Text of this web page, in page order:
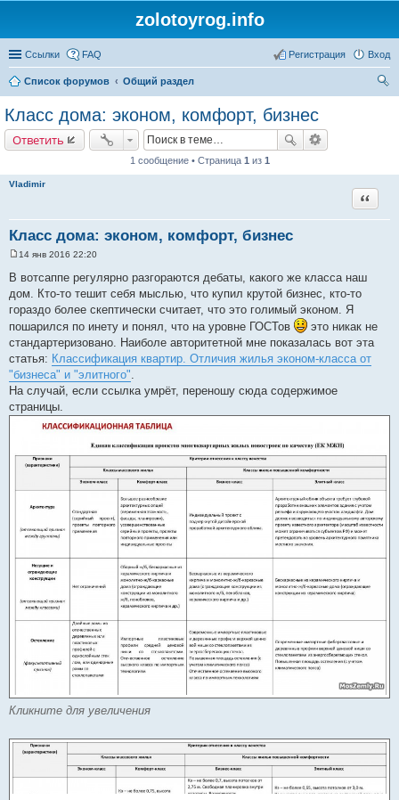
zolotoyrog.info
Ссылки FAQ Вход
Регистрация
Список форумов
Общий раздел
Класс дома: эконом, комфорт, бизнес
Ответить
1 сообщение • Страница 1 из 1
Vladimir
Класс дома: эконом, комфорт, бизнес
Цитата
о
б
е
н
е
14 янв 2016 22:20
В вотсаппе регулярно разгораются дебаты, какого же класса наш
дом. Кто-то тешит себя мыслью, что купил крутой бизнес, кто-то
гораздо более скептически считает, что это голимый эконом. Я
пошарился по инету и понял, что на уровне ГОСТов
это никак не
стандартеризовано. Наиболе авторитетной мне показалась вот эта
статья: Классификация квартир. Отличия жилья эконом-класса от
"бизнеса" и "элитного".
На случай, если ссылка умрёт, переношу сюда содержимое
страницы.
Кликните для увеличения